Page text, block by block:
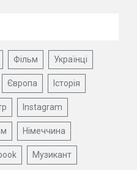
Фільм Українці
Європа Історія
Instagram
Німеччина
Музикант